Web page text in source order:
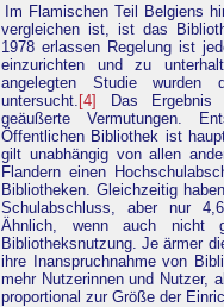
Im Flamischen Teil Belgiens
vergleichen ist, ist das
1978 erlassen Regelung ist
einzurichten und zu
angelegten Studie wurden
untersucht. [4]
Das Ergebnis
geäußerte Vermutungen.
Öffentlichen Bibliothek ist
gilt unabhängig von allen
Flandern einen
Bibliotheken. Gleichzeitig
Schulabschluss, aber nur
Ähnlich, wenn auch
Bibliotheksnutzung. Je ärmer
ihre Inanspruchnahme von
mehr Nutzerinnen und Nutzer,
proportional zur Größe der